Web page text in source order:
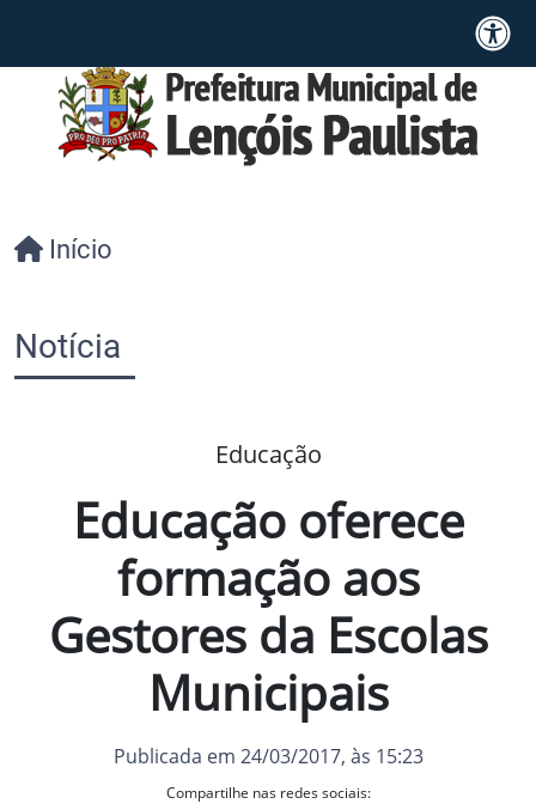
Início
Notícia
Educação
Educação oferece
formação aos
Gestores da Escolas
Municipais
Publicada em 24/03/2017, às 15:23
Compartilhe nas redes sociais: